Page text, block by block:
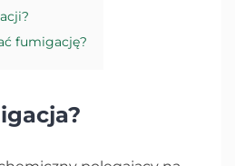
fumigację?